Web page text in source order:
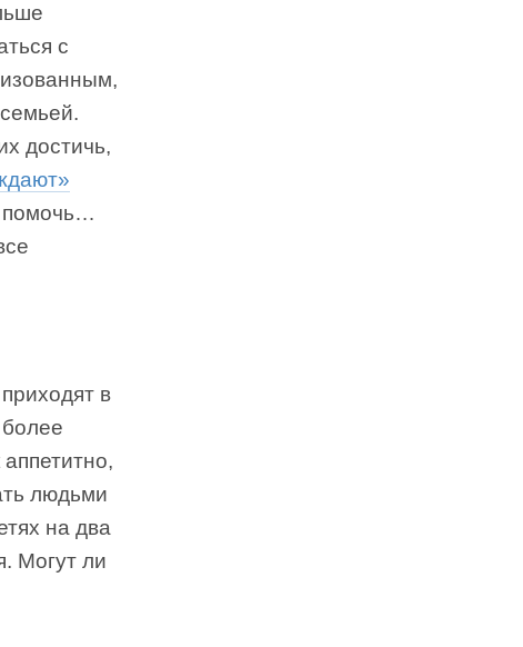
с
достичь,
помочь…
в
людьми
на два
Могут ли